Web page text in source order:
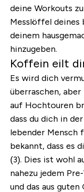
deine Workouts
Messlöffel deines
deinem
hinzugeben.
Koffein eilt
Es wird dich
überraschen,
auf Hochtouren
dass du dich in
lebender Mensch
bekannt, dass es
(3). Dies ist wohl
nahezu jedem
und das aus